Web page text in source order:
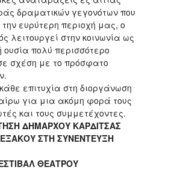
δραματικών γεγονότων που
την ευρύτερη περιοχή μας, ο
λειτουργεί στην κοινωνία ως
ουσία πολύ περισσότερο
σχέση με το πρόσφατο
επιτυχία στη διοργάνωση
για μια ακόμη φορά τους
και τους συμμετέχοντες.
ΔΗΜΑΡΧΟΥ ΚΑΡΔΙΤΣΑΣ
ΣΤΗ ΣΥΝΕΝΤΕΥΞΗ
ΘΕΑΤΡΟΥ